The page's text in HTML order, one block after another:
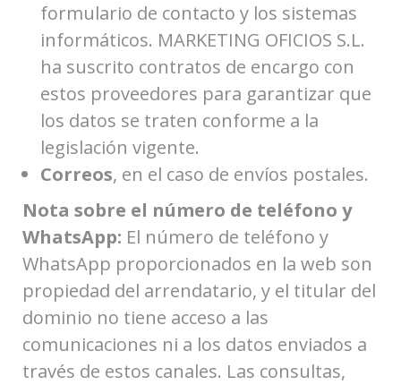
formulario de contacto y los sistemas
informáticos. MARKETING OFICIOS S.L.
ha suscrito contratos de encargo con
estos proveedores para garantizar que
los datos se traten conforme a la
legislación vigente.
Correos, en el caso de envíos postales.
Nota sobre el número de teléfono y
WhatsApp: El número de teléfono y
WhatsApp proporcionados en la web son
propiedad del arrendatario, y el titular del
dominio no tiene acceso a las
comunicaciones ni a los datos enviados a
través de estos canales. Las consultas,